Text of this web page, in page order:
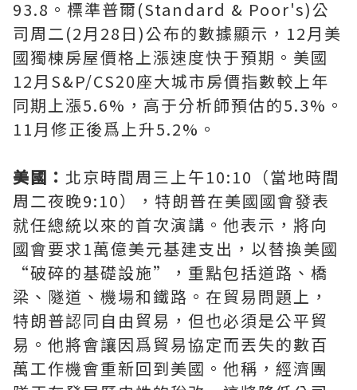
93.8。標準普爾(Standard & Poor's)公
司周二(2月28日)公布的數據顯示，12月美
國獨棟房屋價格上漲速度快于預期。美國
12月S&P/CS20座大城市房價指數較上年
同期上漲5.6%，高于分析師預估的5.3%。
11月修正後爲上升5.2%。
美國： 北京時間周三上午10:10（當地時間
周二夜晚9:10），特朗普在美國國會發表
就任總統以來的首次演講。他表示，將向
國會要求1萬億美元基建支出，以替換美國
“破碎的基礎設施”，重點包括道路、橋
梁、隧道、機場和鐵路。在貿易問題上，
特朗普認同自由貿易，但也必須是公平貿
易。他將會讓因爲貿易協定而丟失的數百
萬工作機會重新回到美國。他稱，經濟團